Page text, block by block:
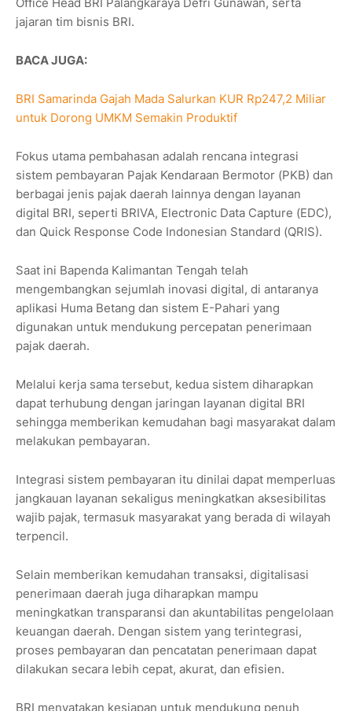
jajaran tim bisnis BRI.
BACA JUGA:
BRI Samarinda Gajah Mada Salurkan KUR Rp247,2 Miliar
untuk Dorong UMKM Semakin Produktif
Fokus utama pembahasan adalah rencana integrasi
sistem pembayaran Pajak Kendaraan Bermotor (PKB) dan
berbagai jenis pajak daerah lainnya dengan layanan
digital BRI, seperti BRIVA, Electronic Data Capture (EDC),
dan Quick Response Code Indonesian Standard (QRIS).
Saat ini Bapenda Kalimantan Tengah telah
mengembangkan sejumlah inovasi digital, di antaranya
aplikasi Huma Betang dan sistem E-Pahari yang
digunakan untuk mendukung percepatan penerimaan
pajak daerah.
Melalui kerja sama tersebut, kedua sistem diharapkan
dapat terhubung dengan jaringan layanan digital BRI
sehingga memberikan kemudahan bagi masyarakat dalam
melakukan pembayaran.
Integrasi sistem pembayaran itu dinilai dapat memperluas
jangkauan layanan sekaligus meningkatkan aksesibilitas
wajib pajak, termasuk masyarakat yang berada di wilayah
terpencil.
Selain memberikan kemudahan transaksi, digitalisasi
penerimaan daerah juga diharapkan mampu
meningkatkan transparansi dan akuntabilitas pengelolaan
keuangan daerah. Dengan sistem yang terintegrasi,
proses pembayaran dan pencatatan penerimaan dapat
dilakukan secara lebih cepat, akurat, dan efisien.
BRI menyatakan kesiapan untuk mendukung penuh